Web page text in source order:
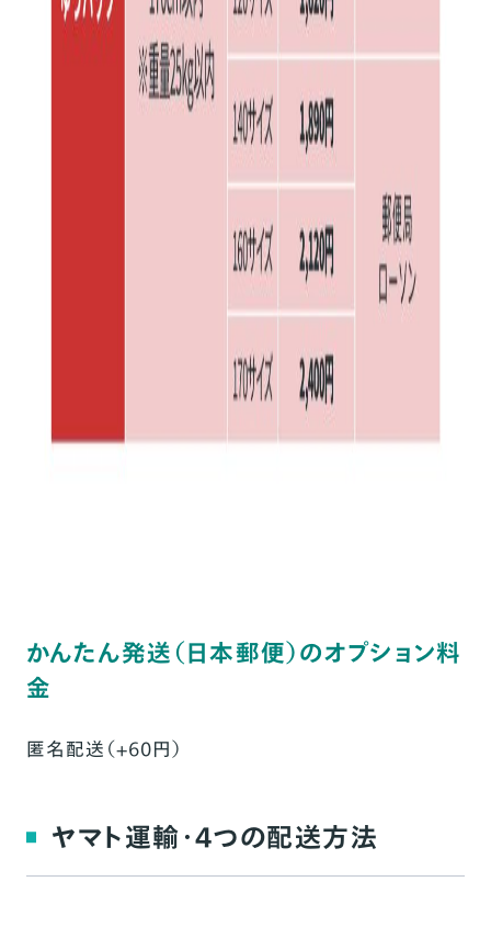
かんたん発送（日本郵便）のオプション料
金
匿名配送（+60円）
ヤマト運輸・4つの配送方法